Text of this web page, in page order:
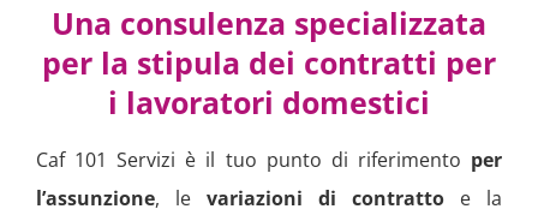
Una consulenza specializzata
per la stipula dei contratti per
i lavoratori domestici
Caf 101 Servizi è il tuo punto di riferimento per
l’assunzione, le variazioni di contratto e la